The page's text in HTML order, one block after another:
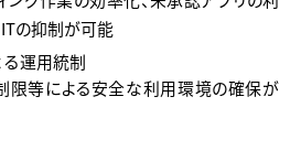
ITの抑制が可能
る運用統制
限等による安全な利用環境の確保が